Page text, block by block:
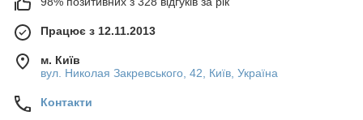
Працює з 12.11.2013
м. Київ
вул. Николая Закревського, 42, Київ, Україна
Контакти